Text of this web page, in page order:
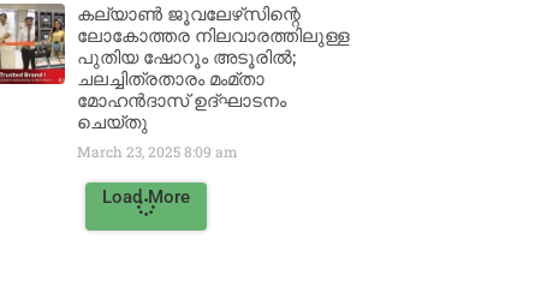
കല്യാൺ ജൂവലേഴ്‌സിന്റെ
ലോകോത്തര നിലവാരത്തിലുള്ള
പുതിയ ഷോറൂം അടൂരിൽ;
ചലച്ചിത്രതാരം മംമ്താ
മോഹൻദാസ് ഉദ്ഘാടനം
ചെയ്‌തു
March 23, 20258:09 am
Load More